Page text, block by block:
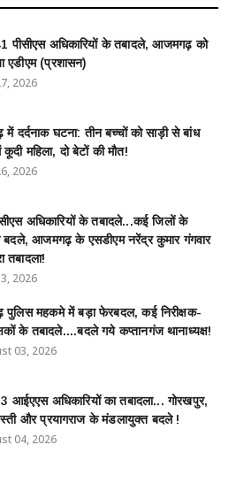
पीसीएस अधिकारियों के तबादले, आजमगढ़ को
एडीएम (प्रशासन)
2026
दर्दनाक घटना: तीन बच्चों को साड़ी से बांध
कूदी महिला, दो बेटों की मौत!
2026
अधिकारियों के तबादले...कई जिलों के
बदले, आजमगढ़ के एसडीएम नरेंद्र कुमार गंगवार
तबादला!
2026
महकमे में बड़ा फेरबदल, कई निरीक्षक-
के तबादले....बदले गये कप्तानगंज थानाध्यक्ष!
03, 2026
आईएएस अधिकारियों का तबादला... गोरखपुर,
और प्रयागराज के मंडलायुक्त बदले !
04, 2026